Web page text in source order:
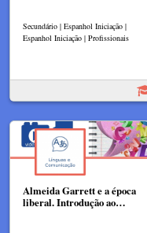
Secundário | Espanhol Iniciação |
Espanhol Iniciação | Profissionais
Almeida Garrett e a época
liberal. Introdução ao…